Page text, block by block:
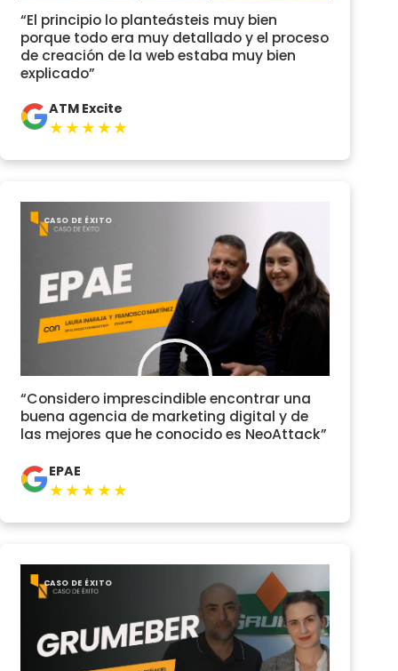
“El principio lo planteásteis muy bien
porque todo era muy detallado y el proceso
de creación de la web estaba muy bien
explicado”
ATM Excite
★★★★★
CASO DE ÉXITO
“Considero imprescindible encontrar una
buena agencia de marketing digital y de
las mejores que he conocido es NeoAttack”
EPAE
★★★★★
CASO DE ÉXITO